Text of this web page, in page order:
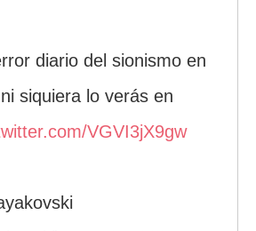
diario del sionismo en
siquiera lo verás en
VGVI3jX9gw